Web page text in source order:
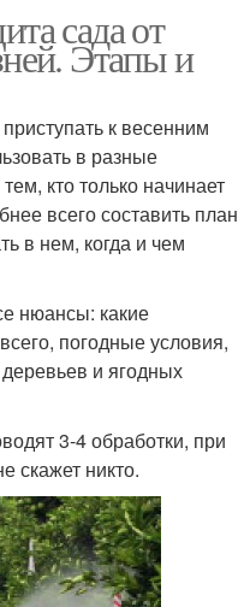
сада от
Этапы и
к весенним
в разные
кто только начинает
всего составить план
в нем, когда и чем
нюансы: какие
погодные условия,
и ягодных
3-4 обработки, при
скажет никто.